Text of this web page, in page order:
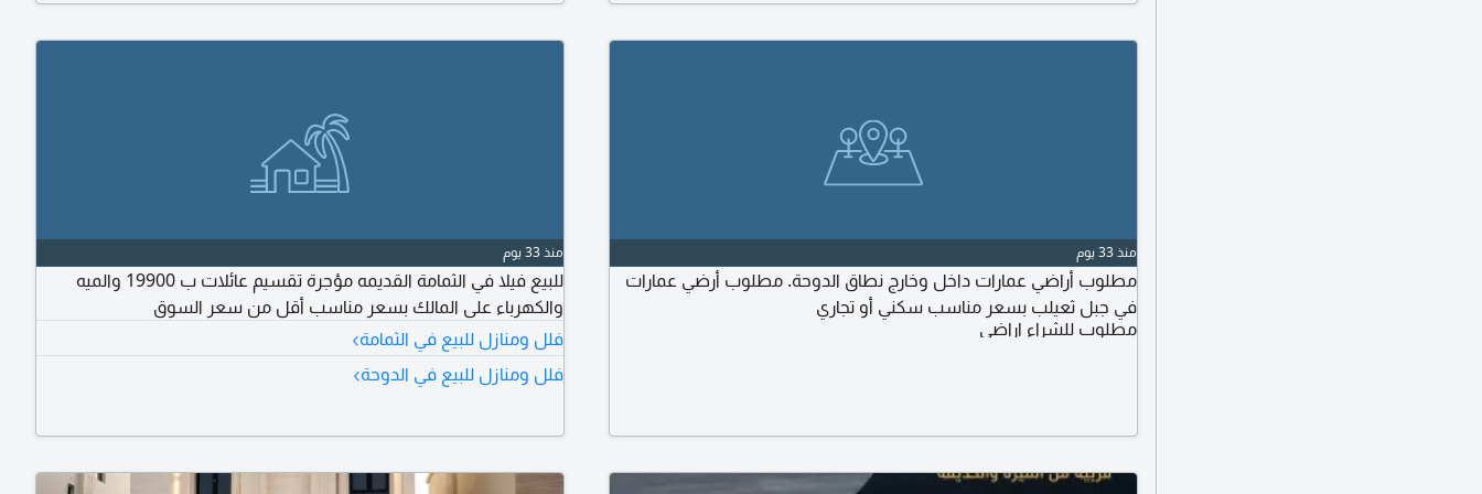
منذ 33 يوم
مطلوب أراضي عمارات داخل وخارج نطاق الدوحة. مطلوب أرضي عمارات
في جبل ثعيلب بسعر مناسب سكني أو تجاري
مطلوب للشراء اراضي
منذ 33 يوم
للبيع فيلا في الثمامة القديمه مؤجرة تقسيم عائلات ب 19900 والميه
والكهرباء على المالك بسعر مناسب أقل من سعر السوق
فلل ومنازل للبيع في الثمامة›
فلل ومنازل للبيع في الدوحة›